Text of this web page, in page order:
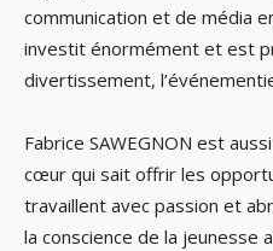
communication et de média
investit énormément et est
divertissement,
Fabrice SAWEGNON est
cœur qui sait offrir les
travaillent avec passion et
la conscience de la jeunesse